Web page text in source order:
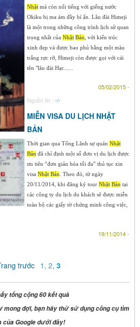
Nhật mà còn nổi tiếng với giếng nước
Okiku bị ma ám đầy bí ẩn. Lâu đài Himeji
là một trong những công trình lịch sử quan
trọng nhất của Nhật Bản , với kiến trúc
xinh đẹp và được bao phủ bằng một màu
trắng rực rỡ, Himeji còn được gọi với cái
tên "lâu đài Hạc......
05/02/2015 -
Nguồn tin : -/-
MIỄN VISA DU LỊCH NHẬT
BẢN
Thời gian qua Tổng Lãnh sự quán Nhật
Bản đã chỉ định một số đơn vị du lịch được
ưu tiên “đơn giản hóa tối đa” thủ tục xin
visa Nhật Bản . Theo đó, từ ngày
20/11/2014, khi đăng ký tour Nhật Bản tại
các công ty du lịch du khách sẽ được miễn
toàn bộ các giấy tờ chứng minh công việc,
19/11/2014 -
trước 1 , 2, 3
tổng cộng 60 kết quả
mong đợi, bạn hãy thử sử dụng công cụ tìm
của Google dưới đây!